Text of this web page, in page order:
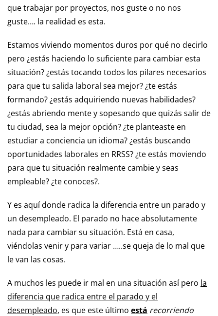
que trabajar por proyectos, nos guste o no nos
guste…. la realidad es esta.
Estamos viviendo momentos duros por qué no decirlo
pero ¿estás haciendo lo suficiente para cambiar esta
situación? ¿estás tocando todos los pilares necesarios
para que tu salida laboral sea mejor? ¿te estás
formando? ¿estás adquiriendo nuevas habilidades?
¿estás abriendo mente y sopesando que quizás salir de
tu ciudad, sea la mejor opción? ¿te planteaste en
estudiar a conciencia un idioma? ¿estás buscando
oportunidades laborales en RRSS? ¿te estás moviendo
para que tu situación realmente cambie y seas
empleable? ¿te conoces?.
Y es aquí donde radica la diferencia entre un parado y
un desempleado. El parado no hace absolutamente
nada para cambiar su situación. Está en casa,
viéndolas venir y para variar …..se queja de lo mal que
le van las cosas.
A muchos les puede ir mal en una situación así pero la
diferencia que radica entre el parado y el
desempleado, es que este último está recorriendo